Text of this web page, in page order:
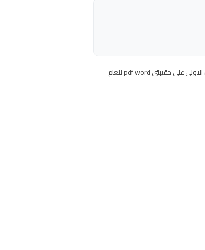
اسئلة اختبار التربية الفنية للصف الرابع الابتدائي الفصل الثاني تنزيل نموذج امتحان مادة تربية فنية رابع ابتدائي منتصف الفصل ف2 الفترة الاولى على حقيبتي pdf word للعام